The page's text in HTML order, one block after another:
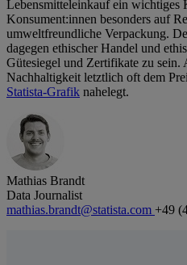
Lebensmitteleinkauf ein wichtiges
Konsument:innen besonders auf
umweltfreundliche Verpackung.
dagegen ethischer Handel und
Gütesiegel und Zertifikate zu sein.
Nachhaltigkeit letztlich oft dem
Statista-Grafik nahelegt.
Mathias Brandt
Data Journalist
mathias.brandt@statista.com +49